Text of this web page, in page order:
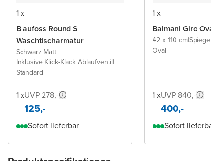
1 x
Blaufoss Round S
Waschtischarmatur
Schwarz Matt|
Inklusive Klick-Klack Ablaufventil|
Standard
1 xUVP 278,-
125,-
Sofort lieferbar
1 x
Balmani Giro Oval
42 x 110 cm|Spiegel
Oval
1 xUVP 840,-
400,-
Sofort lieferbar